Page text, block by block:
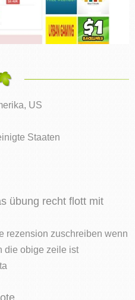
US
Staaten
übung recht flott mit
rezension zuschreiben wenn
die obige zeile ist